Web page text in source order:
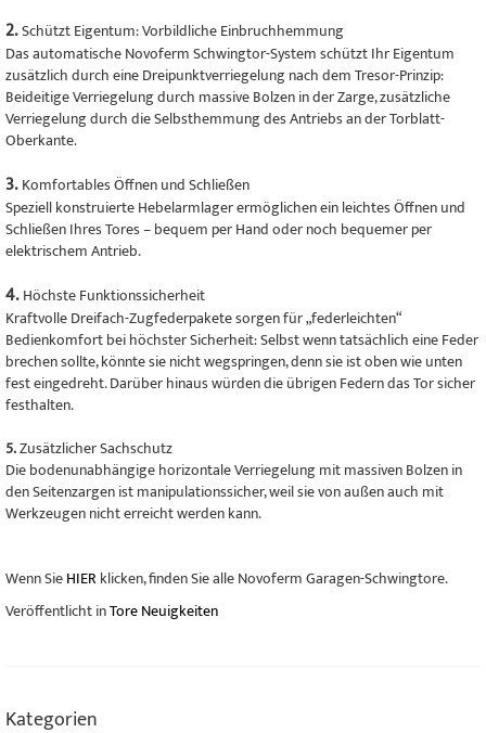
2.Schützt Eigentum: Vorbildliche Einbruchhemmung
Das automatische Novoferm Schwingtor-System schützt Ihr Eigentum
zusätzlich durch eine Dreipunktverriegelung nach dem Tresor-Prinzip:
Beideitige Verriegelung durch massive Bolzen in der Zarge, zusätzliche
Verriegelung durch die Selbsthemmung des Antriebs an der Torblatt-
Oberkante.
3. Komfortables Öffnen und Schließen
Speziell konstruierte Hebelarmlager ermöglichen ein leichtes Öffnen und
Schließen Ihres Tores – bequem per Hand oder noch bequemer per
elektrischem Antrieb.
4. Höchste Funktionssicherheit
Kraftvolle Dreifach-Zugfederpakete sorgen für „federleichten“
Bedienkomfort bei höchster Sicherheit: Selbst wenn tatsächlich eine Feder
brechen sollte, könnte sie nicht wegspringen, denn sie ist oben wie unten
fest eingedreht. Darüber hinaus würden die übrigen Federn das Tor sicher
festhalten.
5.Zusätzlicher Sachschutz
Die bodenunabhängige horizontale Verriegelung mit massiven Bolzen in
den Seitenzargen ist manipulationssicher, weil sie von außen auch mit
Werkzeugen nicht erreicht werden kann.
Wenn SieHIER klicken, finden Sie alle Novoferm Garagen-Schwingtore.
Veröffentlicht inTore Neuigkeiten
Kategorien